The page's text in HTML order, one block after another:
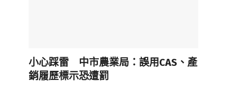
小心踩雷 中市農業局：誤用CAS、產
銷履歷標示恐遭罰